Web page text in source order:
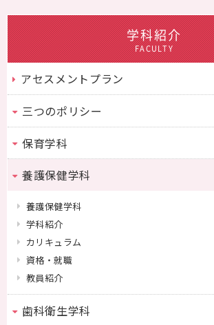
学科紹介
FACULTY
アセスメントプラン
三つのポリシー
保育学科
養護保健学科
養護保健学科
学科紹介
カリキュラム
資格・就職
教員紹介
歯科衛生学科